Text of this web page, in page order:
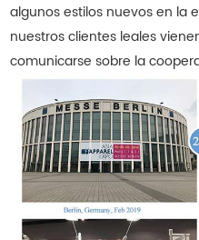
algunos estilos nuevos en la
nuestros clientes leales
comunicarse sobre la